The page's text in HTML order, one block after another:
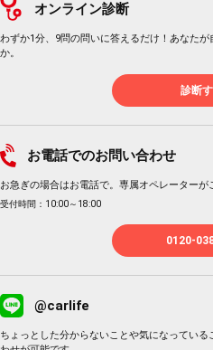
オンライン診断
わずか1分、9問の問いに答えるだけ！あなた
か。
診断
お電話でのお問い合わせ
お急ぎの場合はお電話で。専属オペレーターが
受付時間：10:00～18:00
0120-
@carlife
ちょっとした分からないことや気になってい